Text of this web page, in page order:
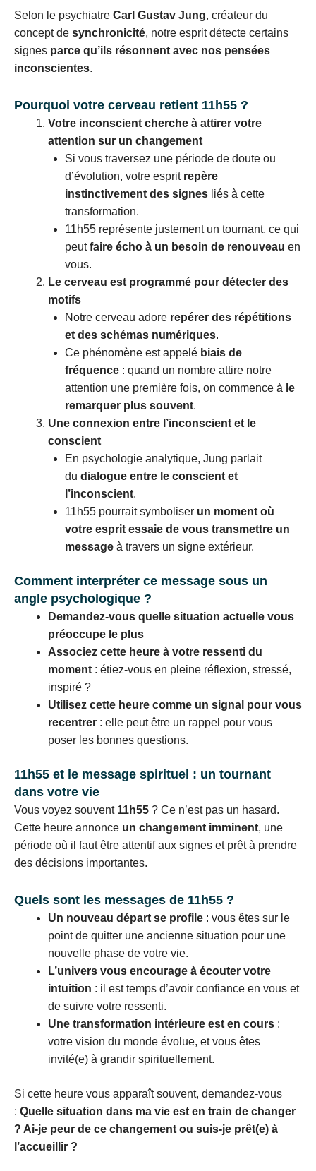
Selon le psychiatre Carl Gustav Jung, créateur du
concept de synchronicité, notre esprit détecte certains
signes parce qu’ils résonnent avec nos pensées
inconscientes.
Pourquoi votre cerveau retient 11h55 ?
Votre inconscient cherche à attirer votre
attention sur un changement
Si vous traversez une période de doute ou
d’évolution, votre esprit repère
instinctivement des signes liés à cette
transformation.
11h55 représente justement un tournant, ce qui
peutfaire écho à un besoin de renouveau en
vous.
Le cerveau est programmé pour détecter des
motifs
Notre cerveau adore repérer des répétitions
et des schémas numériques.
Ce phénomène est appelé biais de
fréquence : quand un nombre attire notre
attention une première fois, on commence à le
remarquer plus souvent.
Une connexion entre l’inconscient et le
conscient
En psychologie analytique, Jung parlait
du dialogue entre le conscient et
l’inconscient.
11h55 pourrait symboliser un moment où
votre esprit essaie de vous transmettre un
message à travers un signe extérieur.
Comment interpréter ce message sous un
angle psychologique ?
Demandez-vous quelle situation actuelle vous
préoccupe le plus
Associez cette heure à votre ressenti du
moment : étiez-vous en pleine réflexion, stressé,
inspiré ?
Utilisez cette heure comme un signal pour vous
recentrer : elle peut être un rappel pour vous
poser les bonnes questions.
11h55 et le message spirituel : un tournant
dans votre vie
Vous voyez souvent 11h55 ? Ce n’est pas un hasard.
Cette heure annonce un changement imminent, une
période où il faut être attentif aux signes et prêt à prendre
des décisions importantes.
Quels sont les messages de 11h55 ?
Un nouveau départ se profile : vous êtes sur le
point de quitter une ancienne situation pour une
nouvelle phase de votre vie.
L’univers vous encourage à écouter votre
intuition : il est temps d’avoir confiance en vous et
de suivre votre ressenti.
Une transformation intérieure est en cours :
votre vision du monde évolue, et vous êtes
invité(e) à grandir spirituellement.
Si cette heure vous apparaît souvent, demandez-vous
: Quelle situation dans ma vie est en train de changer
? Ai-je peur de ce changement ou suis-je prêt(e) à
l’accueillir ?